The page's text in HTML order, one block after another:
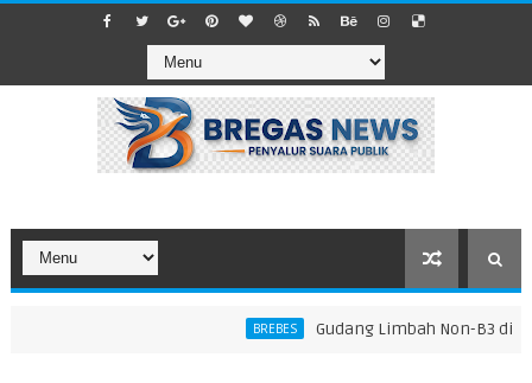
BREBES ​Gudang Limbah Non-B3 di